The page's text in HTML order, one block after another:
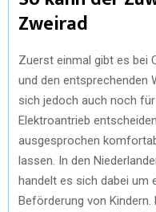
Zweirad
Zuerst einmal gibt es bei
und den entsprechenden
sich jedoch auch noch
Elektroantrieb
ausgesprochen
lassen. In den
handelt es sich dabei um
Beförderung von